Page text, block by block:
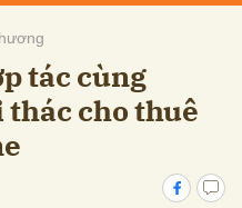
tác cùng
thác cho thuê
Hủy